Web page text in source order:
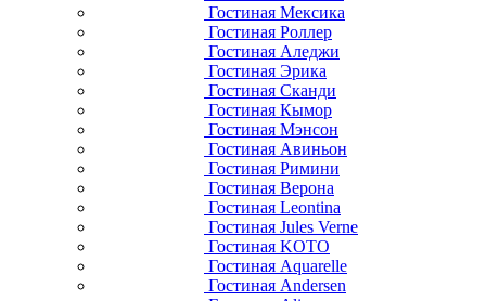
Гостиная Мексика
Гостиная Роллер
Гостиная Аледжи
Гостиная Эрика
Гостиная Сканди
Гостиная Кымор
Гостиная Мэнсон
Гостиная Авиньон
Гостиная Римини
Гостиная Верона
Гостиная Leontina
Гостиная Jules Verne
Гостиная KOTO
Гостиная Aquarelle
Гостиная Andersen